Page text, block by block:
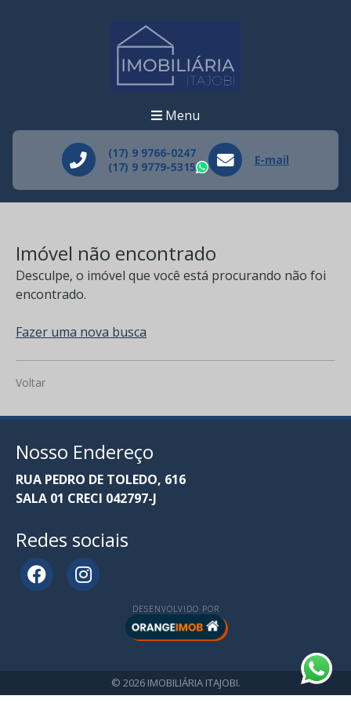
Menu
(17) 9 9766-0247
(17) 9 9779-5315
WhatsApp
E-mail
Imóvel não encontrado
Desculpe, o imóvel que você está procurando não foi
encontrado.
Fazer uma nova busca
Voltar
Nosso Endereço
RUA PEDRO DE TOLEDO, 616
SALA 01 CRECI 042797-J
Redes sociais
DESENVOLVIDO POR
© 2026 IMOBILIÁRIA ITAJOBI.